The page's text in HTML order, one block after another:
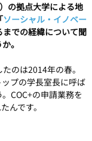
の拠点大学による地
ソーシャル・イノベー
での経緯について聞
。
のは2014年の春。
プの学長室長に呼ば
COC+の申請業務を
んです。